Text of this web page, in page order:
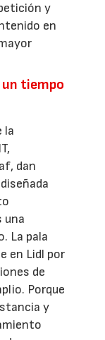
y
en
tiempo
la
dan
una
La pala
en Lidl por
de
Porque
y